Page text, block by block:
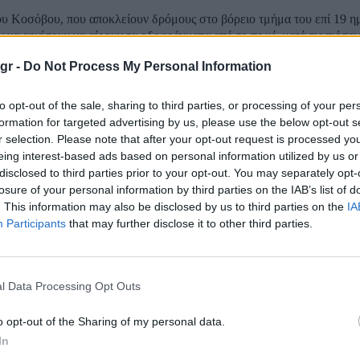
- Do Not Process My Personal Information
opt-out of the sale, sharing to third parties, or processing of your
for targeted advertising by us, please use the below opt-out
selection. Please note that after your opt-out request is processed
interest-based ads based on personal information utilized by us
to third parties prior to your opt-out. You may separately
of your personal information by third parties on the IAB’s list of
This information may also be disclosed by us to third parties on the
Participants that may further disclose it to other third parties.
Data Processing Opt Outs
opt-out of the Sharing of my personal data.
Κοσόβου, που αποκλείουν δρόμους στο βόρειο τμήμα του επί 19
αρχίσουν να αίρουν τα οδοφράγματα από το πρωί, μετά τις
Δένδια με το Γραφείου Συνδέσμου της
ο υπουργός Εξωτερικών, Νίκος Δένδιας για την κατάσταση που
και τις τελευταίες εξελίξεις. Σύμφωνα με διπλωματικές πηγές, ο
σήμερα με την επικεφαλής του Γραφείου Συνδέσμου της Ελλάδος
εντάσεις στο Κόσοβο
βρισκόταν χθες, Δευτέρα, το βράδυ σε κατάσταση